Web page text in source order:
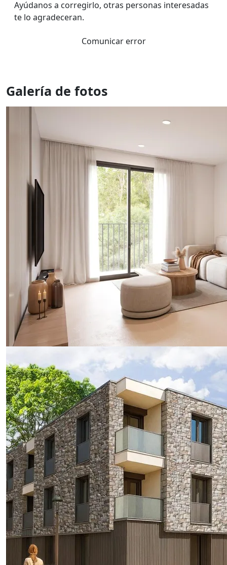
Ayúdanos a corregirlo, otras personas interesadas
te lo agradeceran.
Comunicar error
Galería de fotos